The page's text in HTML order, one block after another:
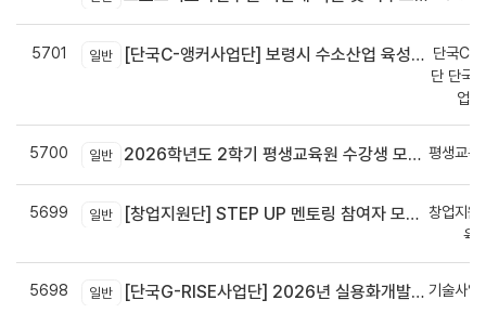
5701 일반 [단국C-앵커사업단] 보령시 수소산업 육성을 위한 기업 지원사업 모집공고
단국C-
단 단국
업
5700 일반 2026학년도 2학기 평생교육원 수강생 모집안내 평생교육
5699 일반 [창업지원단] STEP UP 멘토링 참여자 모집(~7월 29일)
창업지원
육
5698 일반 [단국G-RISE사업단] 2026년 실용화개발 지원(Grant) 과제 공고_~8/14(금)까지
기술사업